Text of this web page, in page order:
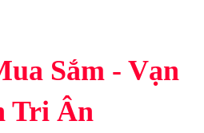
Sắm - Vạn
Tri Ân